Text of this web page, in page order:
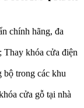
chính hãng, đa
khóa cửa điện
trong các khu
cửa gỗ tại nhà